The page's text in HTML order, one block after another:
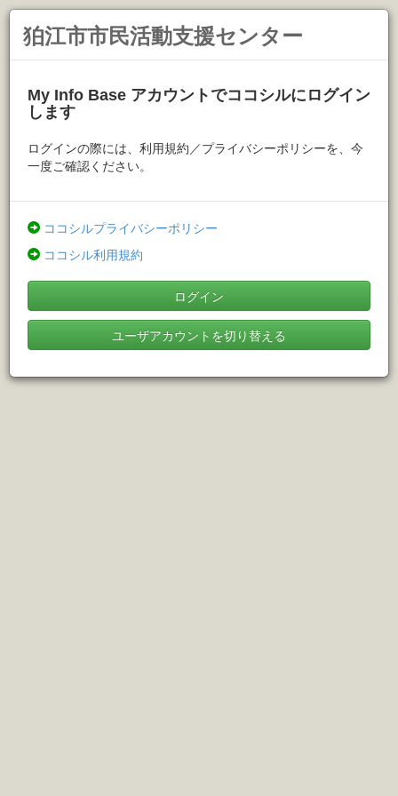
狛江市市民活動支援センター
My Info Base アカウントでココシルにログイン
します
ログインの際には、利用規約／プライバシーポリシーを、今
一度ご確認ください。
ココシルプライバシーポリシー
ココシル利用規約
ログイン
ユーザアカウントを切り替える